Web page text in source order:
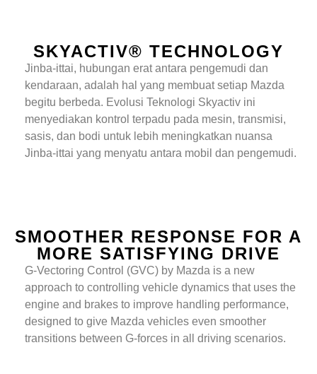
SKYACTIV® TECHNOLOGY
Jinba-ittai, hubungan erat antara pengemudi dan
kendaraan, adalah hal yang membuat setiap Mazda
begitu berbeda. Evolusi Teknologi Skyactiv ini
menyediakan kontrol terpadu pada mesin, transmisi,
sasis, dan bodi untuk lebih meningkatkan nuansa
Jinba-ittai yang menyatu antara mobil dan pengemudi.
SMOOTHER RESPONSE FOR A
MORE SATISFYING DRIVE
G-Vectoring Control (GVC) by Mazda is a new
approach to controlling vehicle dynamics that uses the
engine and brakes to improve handling performance,
designed to give Mazda vehicles even smoother
transitions between G-forces in all driving scenarios.